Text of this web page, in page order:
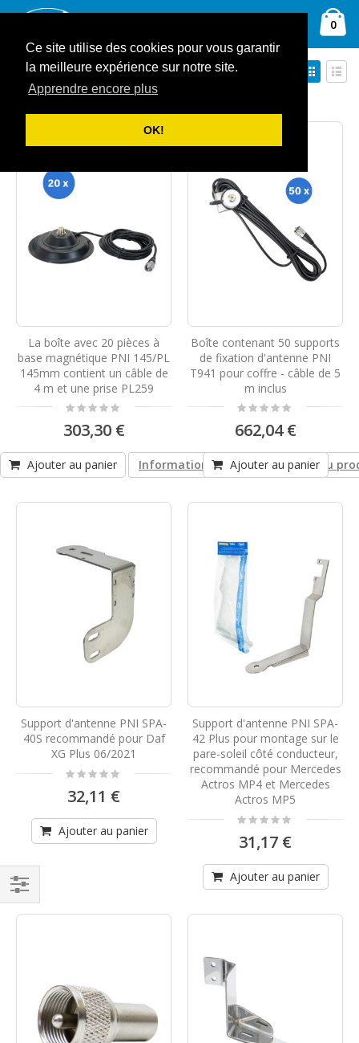
Ce site utilise des cookies pour vous garantir
la meilleure expérience sur notre site.
Apprendre encore plus
OK!
Allez
0
Rechercher
Trier par
Par
en
Afficher
La boîte avec 20 pièces à
base magnétique PNI 145/PL
145mm contient un câble de
4 m et une prise PL259
Rating:
0%
303,30 €
Ajouter au panier Informations sur la conformité du
Boîte contenant 50 supports
de fixation d'antenne PNI
T941 pour coffre - câble de 5
m inclus
Rating:
0%
662,04 €
Ajouter au panier
Support d'antenne PNI SPA-
40S recommandé pour Daf
XG Plus 06/2021
Rating:
0%
32,11 €
Ajouter au panier
Support d'antenne PNI SPA-
42 Plus pour montage sur le
pare-soleil côté conducteur,
recommandé pour Mercedes
Actros MP4 et Mercedes
Actros MP5
Rating:
0%
31,17 €
Ajouter au panier
Filtrer